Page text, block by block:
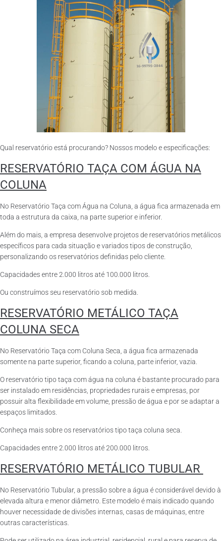
Qual reservatório está procurando? Nossos modelo e especificações:
RESERVATÓRIO TAÇA COM ÁGUA NA
COLUNA
No Reservatório Taça com Água na Coluna, a água fica armazenada em
toda a estrutura da caixa, na parte superior e inferior.
Além do mais, a empresa desenvolve projetos de reservatórios metálicos
específicos para cada situação e variados tipos de construção,
personalizando os reservatórios definidas pelo cliente.
Capacidades entre 2.000 litros até 100.000 litros.
Ou construímos seu reservatório sob medida.
RESERVATÓRIO METÁLICO TAÇA
COLUNA SECA
No Reservatório Taça com Coluna Seca, a água fica armazenada
somente na parte superior, ficando a coluna, parte inferior, vazia.
O reservatório tipo taça com água na coluna é bastante procurado para
ser instalado em residências, propriedades rurais e empresas, por
possuir alta flexibilidade em volume, pressão de água e por se adaptar a
espaços limitados.
Conheça mais sobre os reservatórios tipo taça coluna seca.
Capacidades entre 2.000 litros até 200.000 litros.
RESERVATÓRIO METÁLICO TUBULAR
No Reservatório Tubular, a pressão sobre a água é considerável devido à
elevada altura e menor diâmetro. Este modelo é mais indicado quando
houver necessidade de divisões internas, casas de máquinas, entre
outras características.